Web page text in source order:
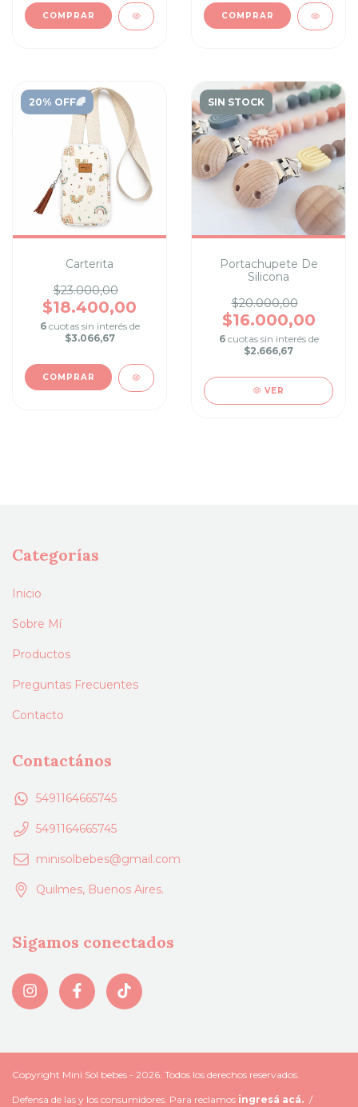
COMPRAR COMPRAR
20% OFF🌈
Carterita
$23.000,00
$18.400,00
6 cuotas sin interés de
$3.066,67
COMPRAR
SIN STOCK
Portachupete De
Silicona
$20.000,00
$16.000,00
6 cuotas sin interés de
$2.666,67
VER
Categorías
Inicio
Sobre Mí
Productos
Preguntas Frecuentes
Contacto
Contactános
5491164665745
5491164665745
minisolbebes@gmail.com
Quilmes, Buenos Aires.
Sigamos conectados
Copyright Mini Sol bebes - 2026. Todos los derechos reservados.
Defensa de las y los consumidores. Para reclamos ingresá acá. /